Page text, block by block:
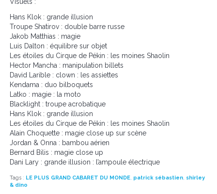
Hans Klok : grande illusion
Troupe Shatirov : double barre russe
Jakob Matthias : magie
Luis Dalton : équilibre sur objet
Les étoiles du Cirque de Pékin : les moines Shaolin
Hector Mancha : manipulation billets
David Larible : clown : les assiettes
Kendama : duo bilboquets
Latko : magie : la moto
Blacklight : troupe acrobatique
Hans Klok : grande illusion
Les étoiles du Cirque de Pékin : les moines Shaolin
Alain Choquette : magie close up sur scène
Jordan & Onna : bambou aérien
Bernard Bilis : magie close up
Dani Lary : grande illusion : l’ampoule électrique
Tags : LE PLUS GRAND CABARET DU MONDE, patrick sébastien, shirley
& dino